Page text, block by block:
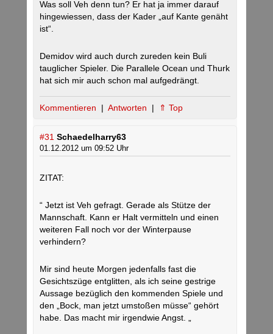
Was soll Veh denn tun? Er hat ja immer darauf
hingewiessen, dass der Kader „auf Kante genäht
ist“.
Demidov wird auch durch zureden kein Buli
tauglicher Spieler. Die Parallele Ocean und Thurk
hat sich mir auch schon mal aufgedrängt.
Kommentieren | Antworten | ⇑ Top
#31 Schaedelharry63
01.12.2012 um 09:52 Uhr
ZITAT:
“ Jetzt ist Veh gefragt. Gerade als Stütze der
Mannschaft. Kann er Halt vermitteln und einen
weiteren Fall noch vor der Winterpause
verhindern?
Mir sind heute Morgen jedenfalls fast die
Gesichtszüge entglitten, als ich seine gestrige
Aussage bezüglich den kommenden Spiele und
den „Bock, man jetzt umstoßen müsse“ gehört
habe. Das macht mir irgendwie Angst. „